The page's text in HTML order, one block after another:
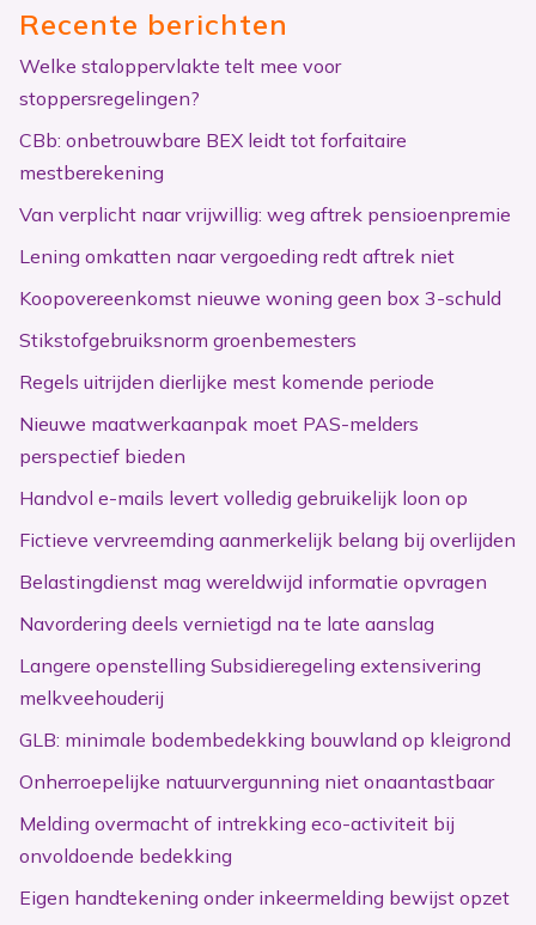
Recente berichten
Welke staloppervlakte telt mee voor
stoppersregelingen?
CBb: onbetrouwbare BEX leidt tot forfaitaire
mestberekening
Van verplicht naar vrijwillig: weg aftrek pensioenpremie
Lening omkatten naar vergoeding redt aftrek niet
Koopovereenkomst nieuwe woning geen box 3-schuld
Stikstofgebruiksnorm groenbemesters
Regels uitrijden dierlijke mest komende periode
Nieuwe maatwerkaanpak moet PAS-melders
perspectief bieden
Handvol e-mails levert volledig gebruikelijk loon op
Fictieve vervreemding aanmerkelijk belang bij overlijden
Belastingdienst mag wereldwijd informatie opvragen
Navordering deels vernietigd na te late aanslag
Langere openstelling Subsidieregeling extensivering
melkveehouderij
GLB: minimale bodembedekking bouwland op kleigrond
Onherroepelijke natuurvergunning niet onaantastbaar
Melding overmacht of intrekking eco-activiteit bij
onvoldoende bedekking
Eigen handtekening onder inkeermelding bewijst opzet